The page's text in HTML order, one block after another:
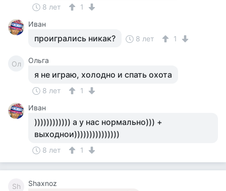
8 лет
1
Иван
проигрались никак? 8 лет 1
Ол Ольга
я не играю, холодно и спать охота
8 лет
1
Иван
)))))))))))) а у нас нормально))) +
выходнои)))))))))))))))
8 лет 1
Sh Shaxnoz